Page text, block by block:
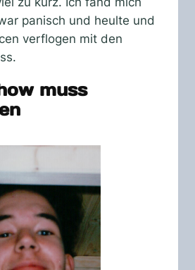
panisch und heulte und
verflogen mit den
muss